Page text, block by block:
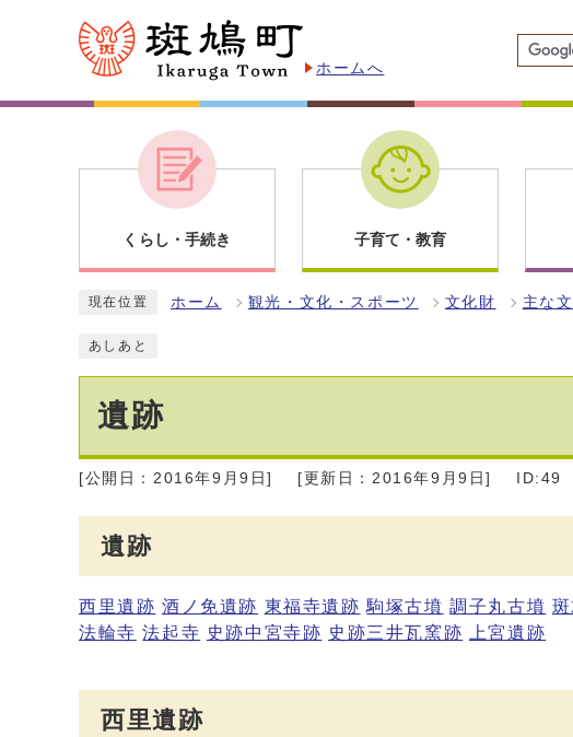
ホームへ
くらし・手続き 子育て・教育
現在位置 ホーム 観光・文化・スポーツ 文化財 主な
あしあと
遺跡
[公開日：2016年9月9日] [更新日：2016年9月9日] ID:49
遺跡
西里遺跡 酒ノ免遺跡 東福寺遺跡 駒塚古墳 調子丸古墳
法輪寺 法起寺 史跡中宮寺跡 史跡三井瓦窯跡 上宮遺跡
西里遺跡